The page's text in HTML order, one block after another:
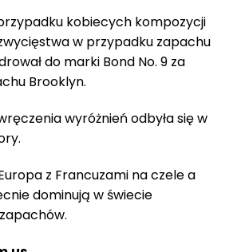
kobiecych kompozycji
w przypadku zapachu
do marki Bond No. 9 za
Brooklyn.
wyróżnień odbyła się w
z Francuzami na czele a
dominują w świecie